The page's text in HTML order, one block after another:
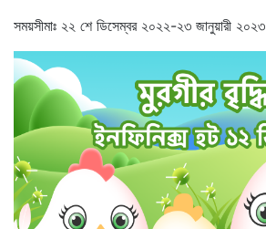
সময়সীমাঃ ২২ শে ডিসেম্বর ২০২২-২৩ জানুয়ারী ২০২৩